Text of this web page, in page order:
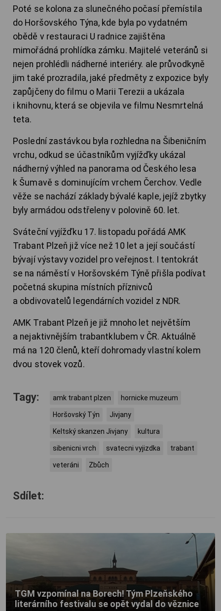
Poté se kolona za slunečného počasí přemístila
do Horšovského Týna, kde byla po vydatném
obědě v restauraci U radnice zajištěna
mimořádná prohlídka zámku. Majitelé veteránů si
nejen prohlédli nádherné interiéry. ale průvodkyně
jim také prozradila, jaké předměty z expozice byly
zapůjčeny do filmu o Marii Terezii a ukázala
i knihovnu, která se objevila ve filmu Nesmrtelná
teta.
Poslední zastávkou byla rozhledna na Šibeničním
vrchu, odkud se účastníkům vyjížďky ukázal
nádherný výhled na panorama od Českého lesa
k Šumavě s dominujícím vrchem Čerchov. Vedle
věže se nachází základy bývalé kaple, jejíž zbytky
byly armádou odstřeleny v polovině 60. let.
Sváteční vyjížďku 17. listopadu pořádá AMK
Trabant Plzeň již více než 10 let a její součástí
bývají výstavy vozidel pro veřejnost. I tentokrát
se na náměstí v Horšovském Týně přišla podívat
početná skupina místních příznivců
a obdivovatelů legendárních vozidel z NDR.
AMK Trabant Plzeň je již mnoho let největším
a nejaktivnějším trabantklubem v ČR. Aktuálně
má na 120 členů, kteří dohromady vlastní kolem
dvou stovek vozů.
Tagy: amk trabant plzen hornicke muzeum
Horšovský Týn Jivjany
Keltský skanzen Jivjany kultura
sibenicni vrch svatecni vyjizdka trabant
veteráni Zbůch
Sdílet:
TGM vzpomínal na Borech! Tým Plzeňského
literárního festivalu se opět vydal do věznice